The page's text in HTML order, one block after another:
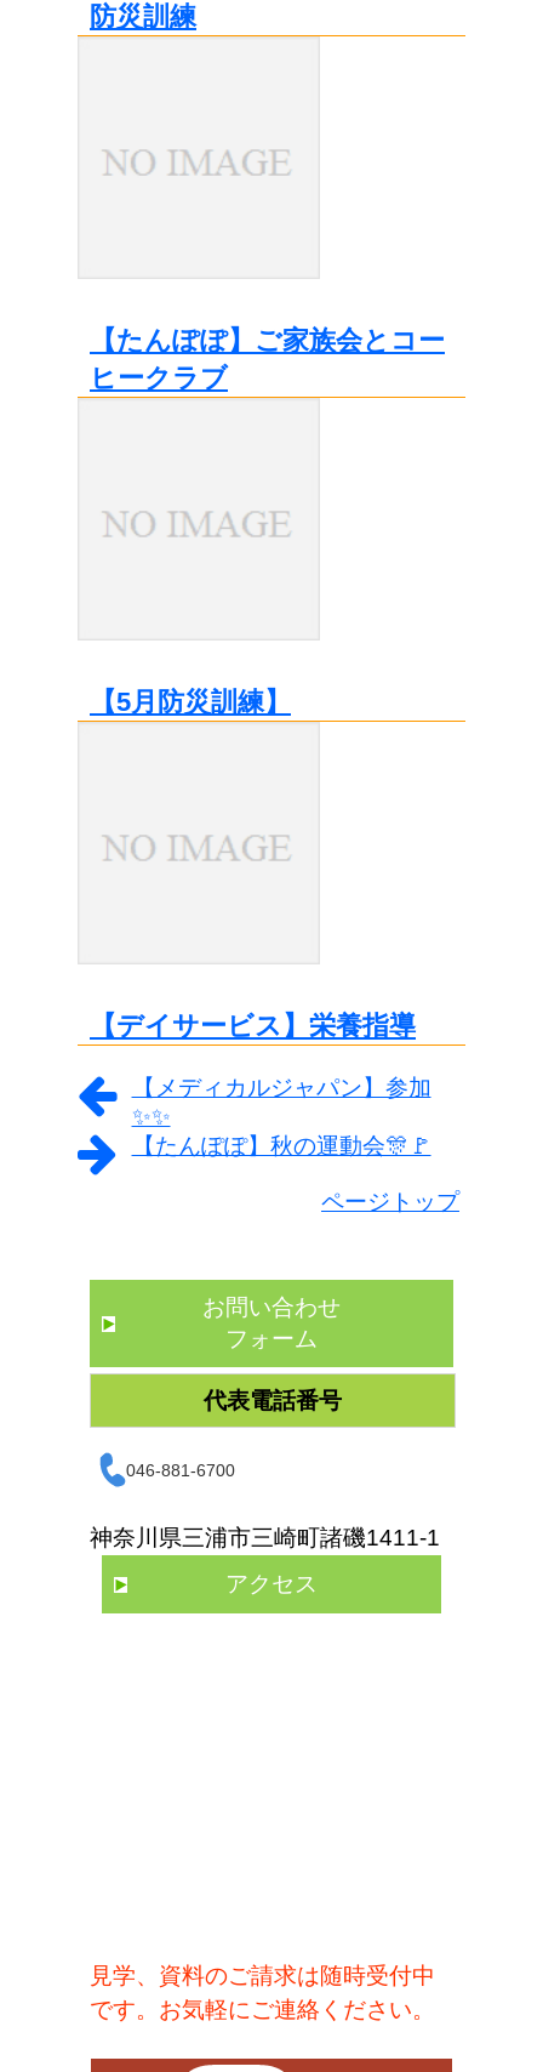
防災訓練
【たんぽぽ】ご家族会とコー
ヒークラブ
【5月防災訓練】
【デイサービス】栄養指導
【メディカルジャパン】参加
✨✨
【たんぽぽ】秋の運動会🎊🚩
ページトップ
お問い合わせ
フォーム
代表電話番号
046-881-6700
神奈川県三浦市三崎町諸磯1411-1
アクセス
見学、資料のご請求は随時受付中
です。お気軽にご連絡ください。